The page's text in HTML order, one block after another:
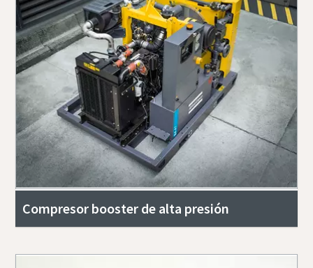
Compresor booster de alta presión